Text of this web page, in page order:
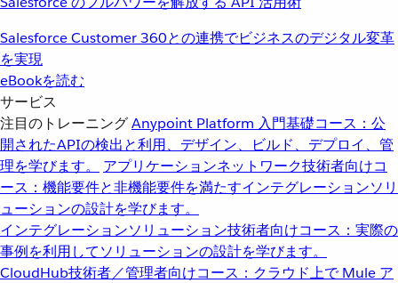
Salesforce Customer 360との連携でビジネスのデジタル変革
を実現
eBookを読む
サービス
注目のトレーニングAnypoint Platform 入門基礎コース：公
開されたAPIの検出と利用、デザイン、ビルド、デプロイ、管
理を学びます。
アプリケーションネットワーク技術者向けコ
ース：機能要件と非機能要件を満たすインテグレーションソリ
ューションの設計を学びます。
インテグレーションソリューション技術者向けコース：実際の
事例を利用してソリューションの設計を学びます。
CloudHub技術者／管理者向けコース：クラウド上で Mule ア